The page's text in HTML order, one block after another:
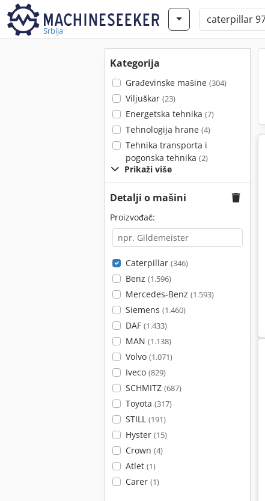
Srbija
Kategorija
Građevinske mašine (304)
Viljuškar (23)
Energetska tehnika (7)
Tehnologija hrane (4)
Tehnika transporta i
pogonska tehnika (2)
Prikaži više
Detalji o mašini
Proizvođač:
Caterpillar (346)
Benz (1.596)
Mercedes-Benz (1.593)
Siemens (1.460)
DAF (1.433)
MAN (1.138)
Volvo (1.071)
Iveco (829)
SCHMITZ (687)
Toyota (317)
STILL (191)
Hyster (15)
Crown (4)
Atlet (1)
Carer (1)